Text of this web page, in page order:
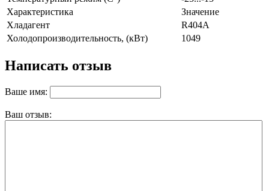
Характеристика
Значение
Хладагент
R404A
Холодопроизводительность, (кВт)
1049
Написать отзыв
Ваше имя:
Ваш отзыв: